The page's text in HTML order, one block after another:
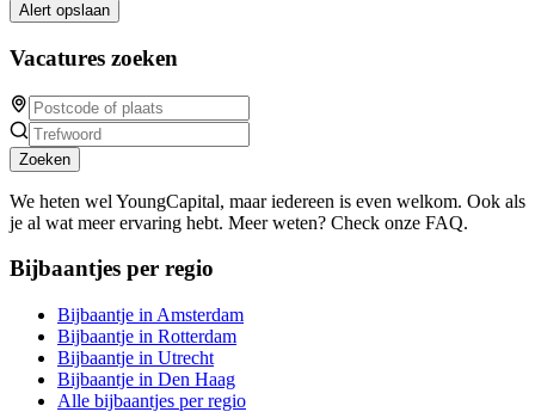
Alert opslaan
Vacatures zoeken
Zoeken
We heten wel YoungCapital, maar iedereen is even welkom. Ook als
je al wat meer ervaring hebt. Meer weten? Check onze FAQ.
Bijbaantjes per regio
Bijbaantje in Amsterdam
Bijbaantje in Rotterdam
Bijbaantje in Utrecht
Bijbaantje in Den Haag
Alle bijbaantjes per regio